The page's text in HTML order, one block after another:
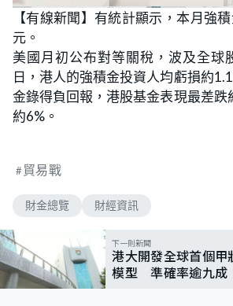
n
m
o
a
d
1
0
0
.
0
【有線新聞】有統計顯示，本月強
元。
美國月初公布對等關稅，波及全球
日，港人的強積金投資人均虧損約
金錄得負回報，港股基金表現最差跌
約6%。
貿易戰
財金總覽 財經資訊
下一則新聞
港大開發全球首個甲
模型 準確率逾九成